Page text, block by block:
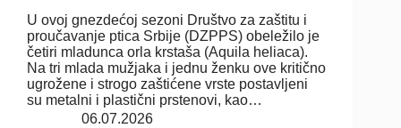
U ovoj gnezdećoj sezoni Društvo za zaštitu i
proučavanje ptica Srbije (DZPPS) obeležilo je
četiri mladunca orla krstaša (Aquila heliaca).
Na tri mlada mužjaka i jednu ženku ove kritično
ugrožene i strogo zaštićene vrste postavljeni
su metalni i plastični prstenovi, kao…
06.07.2026